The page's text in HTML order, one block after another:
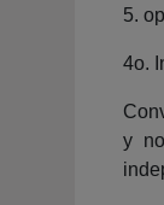
5.
4o.
y